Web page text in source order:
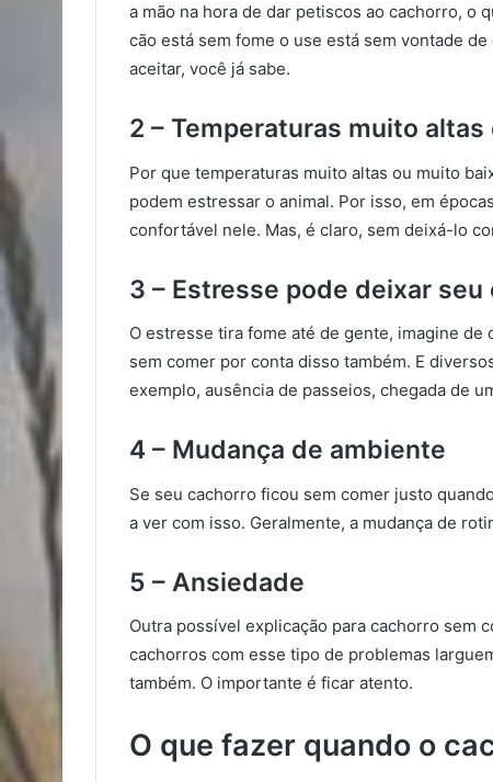
a mão na hora de dar petiscos ao cachorro, o
cão está sem fome o use está sem vontade
aceitar, você já sabe.
2 – Temperaturas muito
Por que temperaturas muito altas ou muito
podem estressar o animal. Por isso, em
confortável nele. Mas, é claro, sem deixá-lo
3 – Estresse pode deixar
O estresse tira fome até de gente, imagine
sem comer por conta disso também. E
exemplo, ausência de passeios, chegada de
4 – Mudança de ambiente
Se seu cachorro ficou sem comer justo
a ver com isso. Geralmente, a mudança de
5 – Ansiedade
Outra possível explicação para cachorro sem
cachorros com esse tipo de problemas
também. O importante é ficar atento.
O que fazer quando o